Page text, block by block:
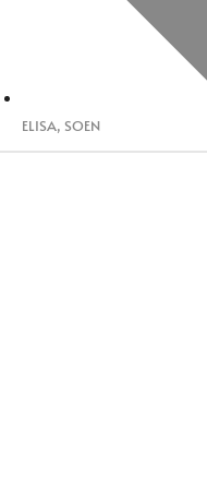
ELISA, SOEN